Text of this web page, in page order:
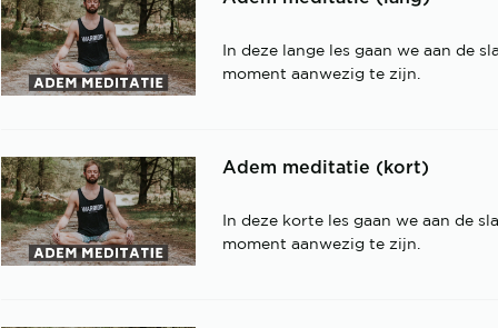
In deze lange les gaan we aan de
moment aanwezig te zijn.
Adem meditatie (kort)
In deze korte les gaan we aan de
moment aanwezig te zijn.